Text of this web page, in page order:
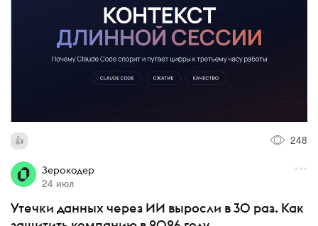
248
Зерокодер
24 июл
Утечки данных через ИИ выросли в 30 раз. Как